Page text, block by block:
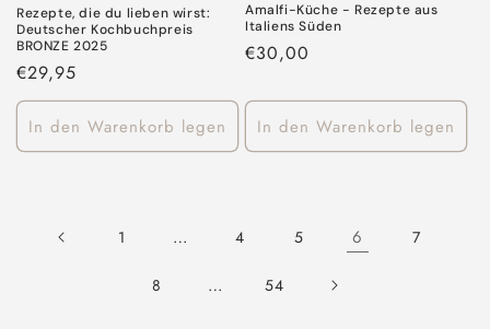
Rezepte, die du lieben wirst:
Deutscher Kochbuchpreis
BRONZE 2025
Normaler
Preis
€29,95
In den Warenkorb legen
Amalfi-Küche - Rezepte aus
Italiens Süden
Normaler
€30,00
In den Warenkorb legen
1 … 4 5 6 7
8 … 54